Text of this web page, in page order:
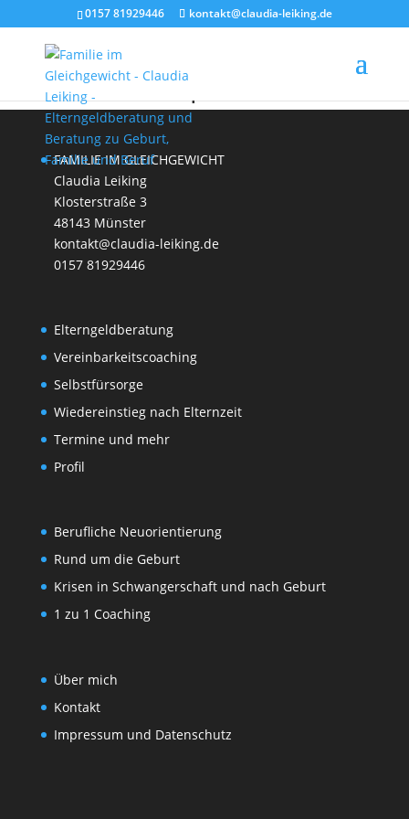
0157 81929446 kontakt@claudia-leiking.de
Workshops
FAMILIE IM GLEICHGEWICHT
Claudia Leiking
Klosterstraße 3
48143 Münster
kontakt@claudia-leiking.de
0157 81929446
Elterngeldberatung
Vereinbarkeitscoaching
Selbstfürsorge
Wiedereinstieg nach Elternzeit
Termine und mehr
Profil
Berufliche Neuorientierung
Rund um die Geburt
Krisen in Schwangerschaft und nach Geburt
1 zu 1 Coaching
Über mich
Kontakt
Impressum und Datenschutz